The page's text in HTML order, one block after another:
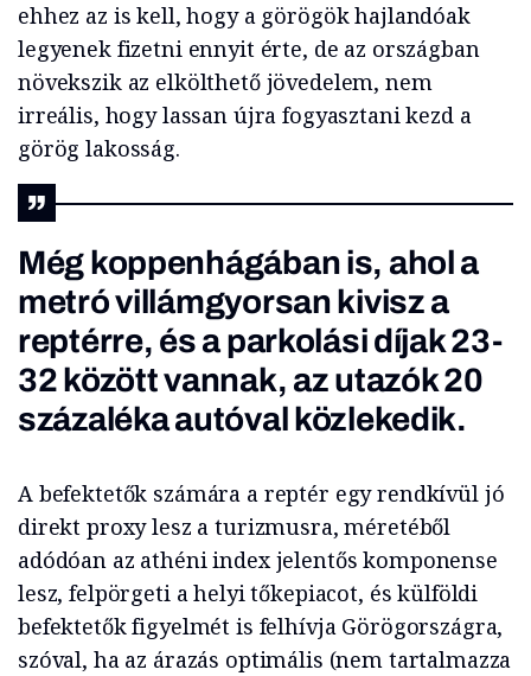
ehhez az is kell, hogy a görögök hajlandóak
legyenek fizetni ennyit érte, de az országban
növekszik az elkölthető jövedelem, nem
irreális, hogy lassan újra fogyasztani kezd a
görög lakosság.
Még koppenhágában is, ahol a
metró villámgyorsan kivisz a
reptérre, és a parkolási díjak 23-
32 között vannak, az utazók 20
százaléka autóval közlekedik.
A befektetők számára a reptér egy rendkívül jó
direkt proxy lesz a turizmusra, méretéből
adódóan az athéni index jelentős komponense
lesz, felpörgeti a helyi tőkepiacot, és külföldi
befektetők figyelmét is felhívja Görögországra,
szóval, ha az árazás optimális (nem tartalmazza